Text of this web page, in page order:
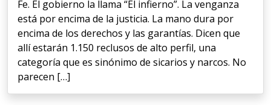
Fe. El gobierno la llama “El infierno”. La venganza
está por encima de la justicia. La mano dura por
encima de los derechos y las garantías. Dicen que
allí estarán 1.150 reclusos de alto perfil, una
categoría que es sinónimo de sicarios y narcos. No
parecen […]